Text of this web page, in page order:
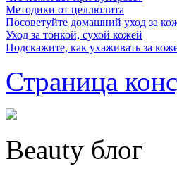
Методики от целлюлита
Посоветуйте домашний уход за
Уход за тонкой, сухой кожей
Подскажите, как ухаживать за
Страница
Beauty блог